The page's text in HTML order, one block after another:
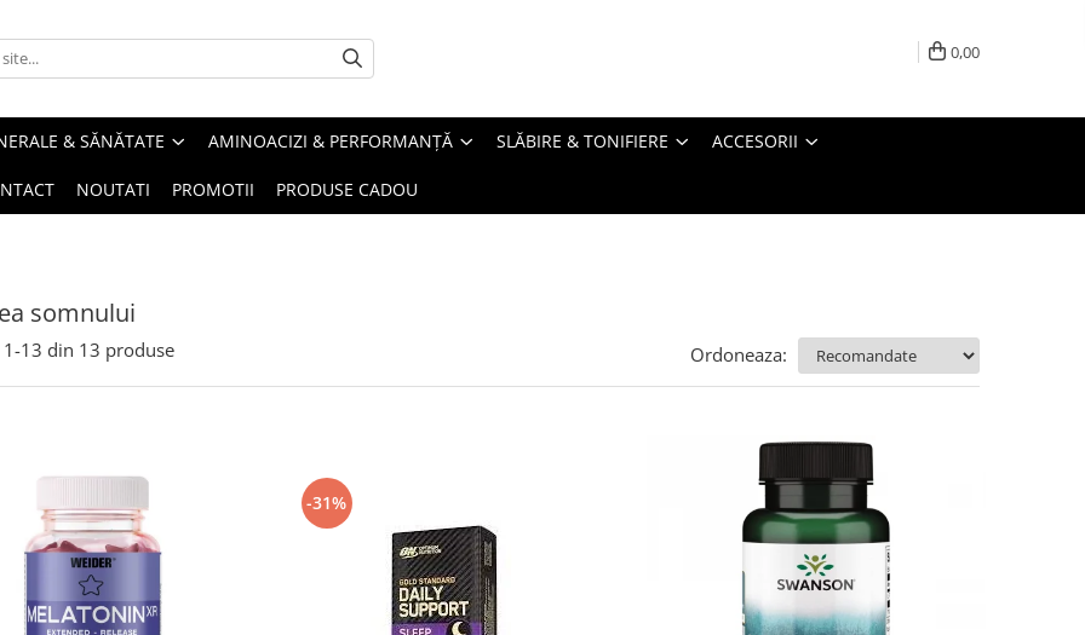
0,00
& SĂNĂTATE AMINOACIZI & PERFORMANȚĂ SLĂBIRE & TONIFIERE ACCESORII
NOUTATI PROMOTII PRODUSE CADOU
somnului
1-13 din 13 produse Ordoneaza:
-31%